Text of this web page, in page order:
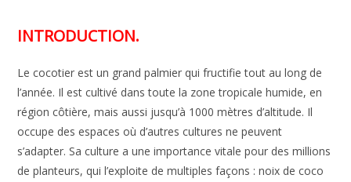
INTRODUCTION.
Le cocotier est un grand palmier qui fructifie tout au long de
l’année. Il est cultivé dans toute la zone tropicale humide, en
région côtière, mais aussi jusqu’à 1000 mètres d’altitude. Il
occupe des espaces où d’autres cultures ne peuvent
s’adapter. Sa culture a une importance vitale pour des millions
de planteurs, qui l’exploite de multiples façons : noix de coco